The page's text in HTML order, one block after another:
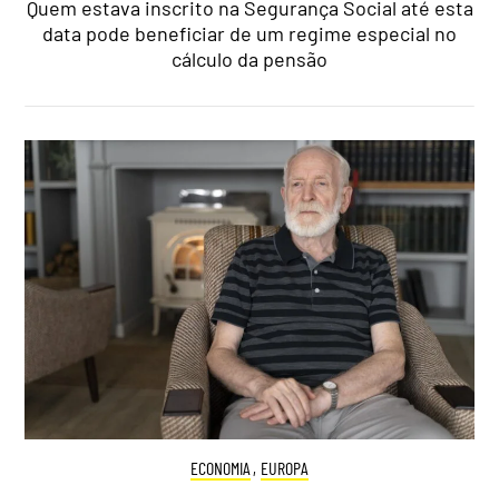
Quem estava inscrito na Segurança Social até esta
data pode beneficiar de um regime especial no
cálculo da pensão
ECONOMIA , EUROPA